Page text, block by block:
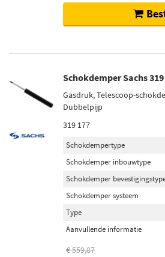
Oog onderaan (4)
Oog bovenaan (1)
Voorraad
Niet op voorraad (6)
Op voorraad (3)
Schokdemper Sachs 319
Gasdruk, Telescoop-
Dubbelpijp
319 177
Schokdempertype
Schokdemper inbouwtype
Schokdemper
Schokdemper systeem
Type
Aanvullende informatie
€ 559,87